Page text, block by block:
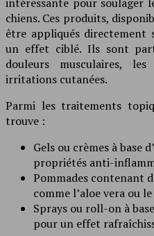
chiens. Ces produits,
être appliqués directement
un effet ciblé. Ils sont
douleurs musculaires,
irritations cutanées.
Parmi les traitements
trouve :
Gels ou crèmes à base
propriétés anti-
Pommades contenant
comme l’aloe vera ou
Sprays ou roll-on à
pour un effet